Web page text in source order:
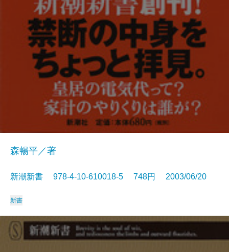
森暢平／著
新潮新書 978-4-10-610018-5 748円 2003/06/20
新書